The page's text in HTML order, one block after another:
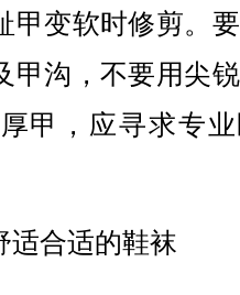
变软时修剪。
甲沟，不要用尖
甲，应寻求专
合适的鞋袜